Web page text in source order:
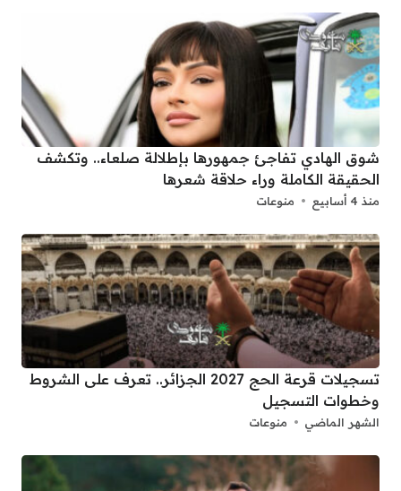
شوق الهادي تفاجئ جمهورها بإطلالة صلعاء.. وتكشف
الحقيقة الكاملة وراء حلاقة شعرها
منذ 4 أسابيع منوعات
تسجيلات قرعة الحج 2027 الجزائر.. تعرف على الشروط
وخطوات التسجيل
الشهر الماضي منوعات